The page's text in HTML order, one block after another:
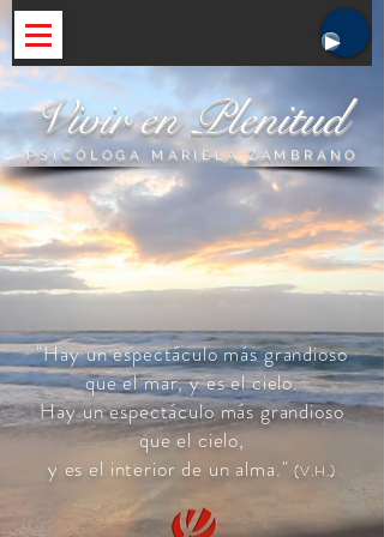
Vivir en Plenitud
PSICÓLOGA MARIELA ZAMBRANO
"Hay un espectáculo más grandioso
que el mar, y es el cielo.
Hay un espectáculo más grandioso
que el cielo,
y es el interior de un alma."(V.H.)